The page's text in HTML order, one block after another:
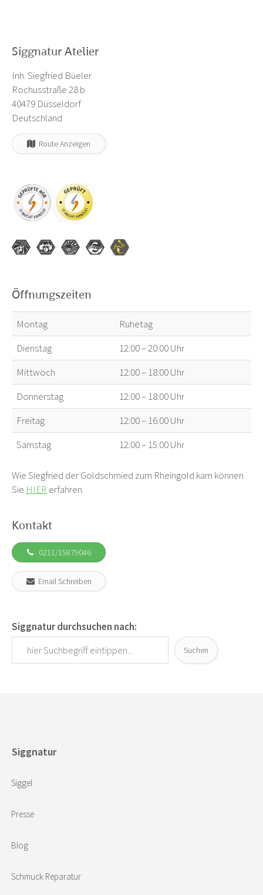
Siggnatur Atelier
Inh. Siegfried Büeler
Rochusstraße 28 b
40479 Düsseldorf
Deutschland
Route Anzeigen
Öffnungszeiten
Montag
Ruhetag
Dienstag
12:00 – 20:00 Uhr
Mittwoch
12:00 – 18:00 Uhr
Donnerstag
12:00 – 18:00 Uhr
Freitag
12:00 – 16:00 Uhr
Samstag
12:00 – 15:00 Uhr
Wie Siegfried der Goldschmied zum Rheingold kam können
Sie HIER erfahren.
Kontakt
0211/15879046
Email Schreiben
Siggnatur durchsuchen nach:
Suchen
Siggnatur
Siggel
Presse
Blog
Schmuck Reparatur